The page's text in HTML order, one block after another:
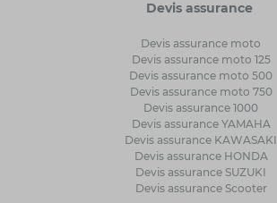
Devis assurance
Devis assurance moto
Devis assurance moto 125
Devis assurance moto 500
Devis assurance moto 750
Devis assurance 1000
Devis assurance YAMAHA
Devis assurance KAWASAKI
Devis assurance HONDA
Devis assurance SUZUKI
Devis assurance Scooter